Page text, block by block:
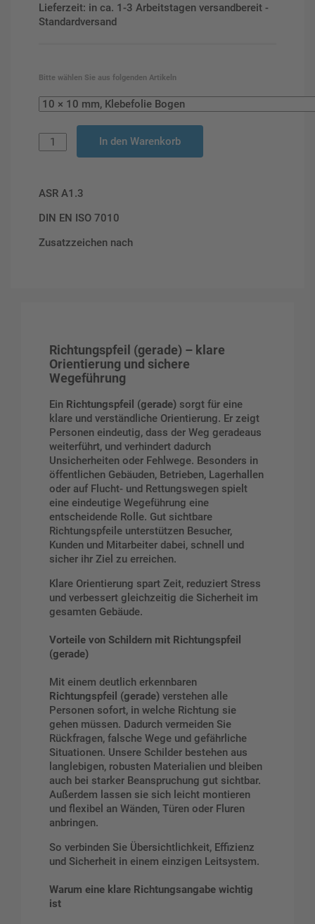
Lieferzeit: in ca. 1-3 Arbeitstagen versandbereit -
Standardversand
Bitte wählen Sie aus folgenden Artikeln
In den Warenkorb
ASR A1.3
DIN EN ISO 7010
Zusatzzeichen nach
Richtungspfeil (gerade) – klare
Orientierung und sichere
Wegeführung
Ein Richtungspfeil (gerade) sorgt für eine
klare und verständliche Orientierung. Er zeigt
Personen eindeutig, dass der Weg geradeaus
weiterführt, und verhindert dadurch
Unsicherheiten oder Fehlwege. Besonders in
öffentlichen Gebäuden, Betrieben, Lagerhallen
oder auf Flucht- und Rettungswegen spielt
eine eindeutige Wegeführung eine
entscheidende Rolle. Gut sichtbare
Richtungspfeile unterstützen Besucher,
Kunden und Mitarbeiter dabei, schnell und
sicher ihr Ziel zu erreichen.
Klare Orientierung spart Zeit, reduziert Stress
und verbessert gleichzeitig die Sicherheit im
gesamten Gebäude.
Vorteile von Schildern mit Richtungspfeil
(gerade)
Mit einem deutlich erkennbaren
Richtungspfeil (gerade) verstehen alle
Personen sofort, in welche Richtung sie
gehen müssen. Dadurch vermeiden Sie
Rückfragen, falsche Wege und gefährliche
Situationen. Unsere Schilder bestehen aus
langlebigen, robusten Materialien und bleiben
auch bei starker Beanspruchung gut sichtbar.
Außerdem lassen sie sich leicht montieren
und flexibel an Wänden, Türen oder Fluren
anbringen.
So verbinden Sie Übersichtlichkeit, Effizienz
und Sicherheit in einem einzigen Leitsystem.
Warum eine klare Richtungsangabe wichtig
ist